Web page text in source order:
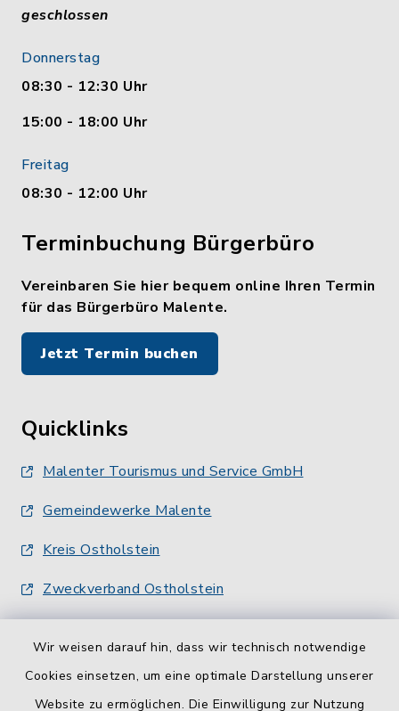
Wir weisen darauf hin, dass wir technisch notwendige
Cookies einsetzen, um eine optimale Darstellung unserer
Website zu ermöglichen. Die Einwilligung zur Nutzung
geschlossen
Donnerstag
08:30 - 12:30 Uhr
15:00 - 18:00 Uhr
Freitag
08:30 - 12:00 Uhr
Terminbuchung Bürgerbüro
Vereinbaren Sie hier bequem online Ihren Termin
für das Bürgerbüro Malente.
Jetzt Termin buchen
Quicklinks
Malenter Tourismus und Service GmbH
Gemeindewerke Malente
Kreis Ostholstein
Zweckverband Ostholstein